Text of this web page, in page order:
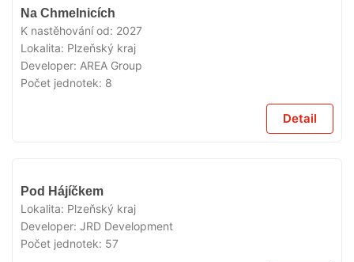
Na Chmelnicích
K nastěhování od: 2027
Lokalita: Plzeňský kraj
Developer: AREA Group
Počet jednotek: 8
Detail
Pod Hájíčkem
Lokalita: Plzeňský kraj
Developer: JRD Development
Počet jednotek: 57